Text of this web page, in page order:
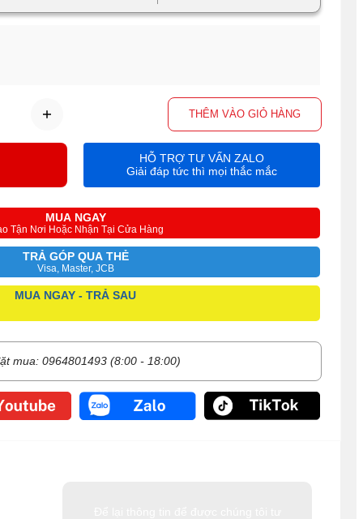
THÊM VÀO GIỎ HÀNG
MUA NGAY
Tận Nơi Hoặc Nhận Tại Cửa Hàng
TRẢ GÓP QUA THẺ
Visa, Master, JCB
MUA NGAY - TRẢ SAU
mua: 0964801493 (8:00 - 18:00)
HỖ TRỢ TƯ VẤN ZALO
Giải đáp tức thì mọi thắc mắc